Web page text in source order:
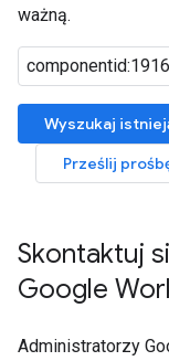
ważną.
Wyszukaj
Prześlij
Skontaktuj
Google
Administratorzy